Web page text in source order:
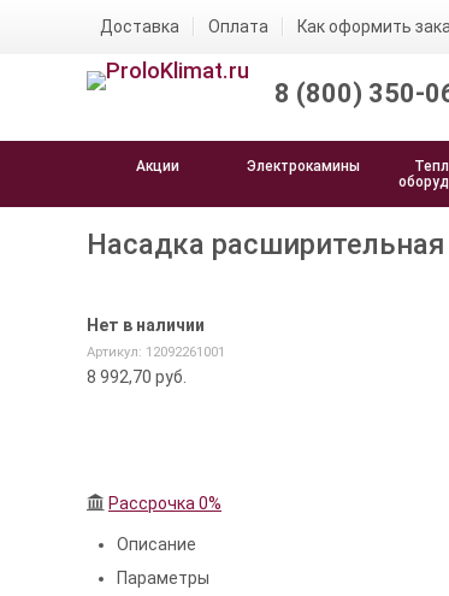
Доставка Оплата Как оформить
8 (800) 350-
Акции Электрокамины
Насадка
Нет в наличии
Артикул: 12092261001
8 992,70 руб.
Рассрочка 0%
Описание
Параметры